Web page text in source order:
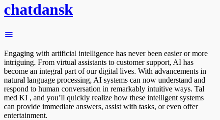
chatdansk
Engaging with artificial intelligence has never been easier or more
intriguing. From virtual assistants to customer support, AI has
become an integral part of our digital lives. With advancements in
natural language processing, AI systems can now understand and
respond to human conversation in remarkably intuitive ways. Tal
med KI , and you’ll quickly realize how these intelligent systems
can provide immediate answers, assist with tasks, or even offer
entertainment.